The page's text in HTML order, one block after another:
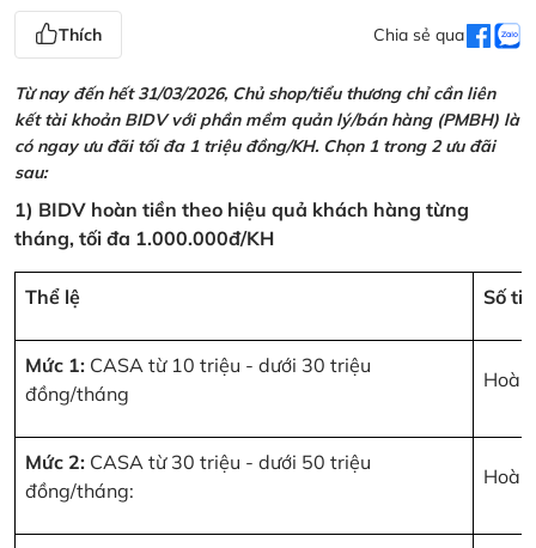
Thích Chia sẻ qua
Từ nay đến hết 31/03/2026, Chủ shop/tiểu thương chỉ cần liên
kết tài khoản BIDV với phần mềm quản lý/bán hàng (PMBH) là
có ngay ưu đãi tối đa 1 triệu đồng/KH. Chọn 1 trong 2 ưu đãi
sau:
1) BIDV hoàn tiền theo hiệu quả khách hàng từng
tháng, tối đa 1.000.000đ/KH
Thể lệ Số
Mức 1: CASA từ 10 triệu - dưới 30 triệu
đồng/tháng
Mức 2: CASA từ 30 triệu - dưới 50 triệu
đồng/tháng: